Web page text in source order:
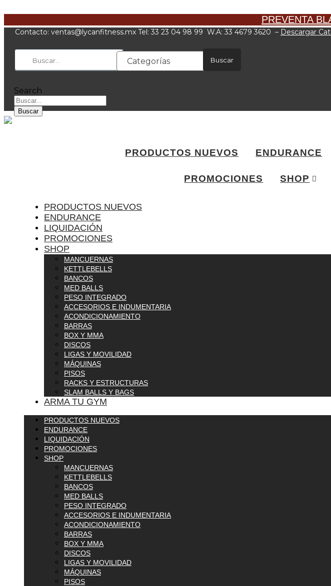
contenido
PREVENTA
Contacto: xm.ssentifnacyl@satnev Tel: 33 23 04 98 99 W.A: 33 4679 3620 – Descargar
Categorías Buscar
Search
Buscar
PRODUCTOS NUEVOS ENDURANCE
PROMOCIONES SHOP
PRODUCTOS NUEVOS
ENDURANCE
LIQUIDACIÓN
PROMOCIONES
SHOP
MANCUERNAS
KETTLEBELLS
BANCOS
MED BALLS
PESO INTEGRADO
ACCESORIOS E INDUMENTARIA
ACONDICIONAMIENTO
BARRAS
BOX Y MMA
DISCOS
LIGAS Y MOVILIDAD
MÁQUINAS
PISOS
RACKS Y ESTRUCTURAS
SLAM BALLS Y BAGS
ARMA TU GYM
PRODUCTOS NUEVOS
ENDURANCE
LIQUIDACIÓN
PROMOCIONES
SHOP
MANCUERNAS
KETTLEBELLS
BANCOS
MED BALLS
PESO INTEGRADO
ACCESORIOS E INDUMENTARIA
ACONDICIONAMIENTO
BARRAS
BOX Y MMA
DISCOS
LIGAS Y MOVILIDAD
MÁQUINAS
PISOS